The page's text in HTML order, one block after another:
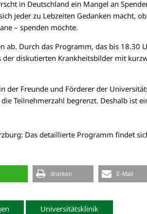
in Deutschland ein Mangel an
jeder zu Lebzeiten Gedanken macht,
– spenden möchte.
ab. Durch das Programm, das bis 18.30
diskutierten Krankheitsbilder mit
der Freunde und Förderer der
Teilnehmerzahl begrenzt. Deshalb ist
Das detaillierte Programm findet
drucken E-Mail
Universitätsklinik